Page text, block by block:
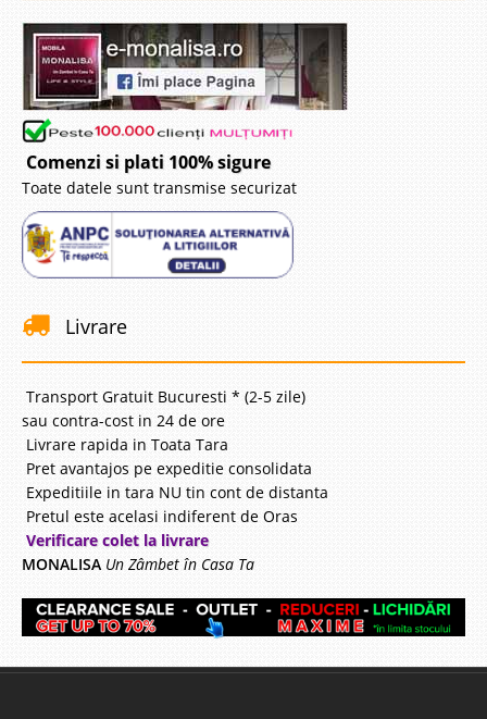
Comenzi si plati 100% sigure
Toate datele sunt transmise securizat
Livrare
Transport Gratuit Bucuresti * (2-5 zile)
sau contra-cost in 24 de ore
Livrare rapida in Toata Tara
Pret avantajos pe expeditie consolidata
Expeditiile in tara NU tin cont de distanta
Pretul este acelasi indiferent de Oras
Verificare colet la livrare
MONALISA Un Zâmbet în Casa Ta